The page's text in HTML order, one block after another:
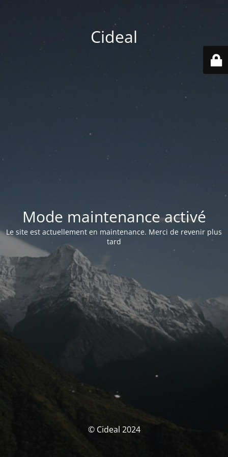
Cideal
Mode maintenance activé
Le site est actuellement en maintenance. Merci de revenir plus
tard
© Cideal 2024